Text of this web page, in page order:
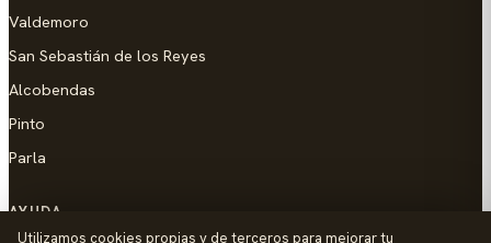
Valdemoro
San Sebastián de los Reyes
Alcobendas
Pinto
Parla
AYUDA
Utilizamos cookies propias y de terceros para mejorar tu